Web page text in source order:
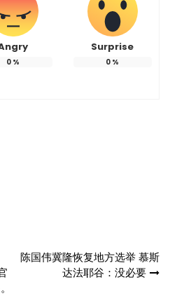
0 %
Surprise
0 %
陈国伟冀隆恢复地方选举 慕斯
达法耶谷：没必要